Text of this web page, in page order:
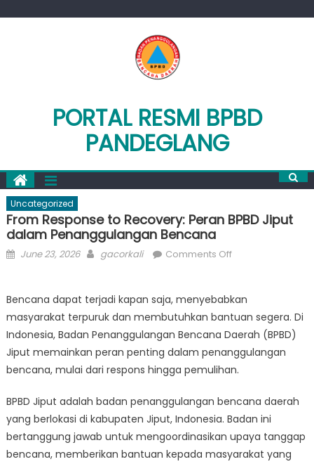
PORTAL RESMI BPBD
PANDEGLANG
Uncategorized
From Response to Recovery: Peran BPBD Jiput
dalam Penanggulangan Bencana
Posted
June 23, 2026 Author
gacorkali Comments Offon
to
Recovery:
Peran
BPBD
Jiput
Penanggulangan
Bencana
Bencana dapat terjadi kapan saja, menyebabkan
masyarakat terpuruk dan membutuhkan bantuan segera. Di
Indonesia, Badan Penanggulangan Bencana Daerah (BPBD)
Jiput memainkan peran penting dalam penanggulangan
bencana, mulai dari respons hingga pemulihan.
BPBD Jiput adalah badan penanggulangan bencana daerah
yang berlokasi di kabupaten Jiput, Indonesia. Badan ini
bertanggung jawab untuk mengoordinasikan upaya tanggap
bencana, memberikan bantuan kepada masyarakat yang